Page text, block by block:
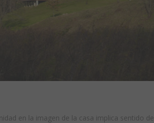
en la imagen de la casa implica sentido de